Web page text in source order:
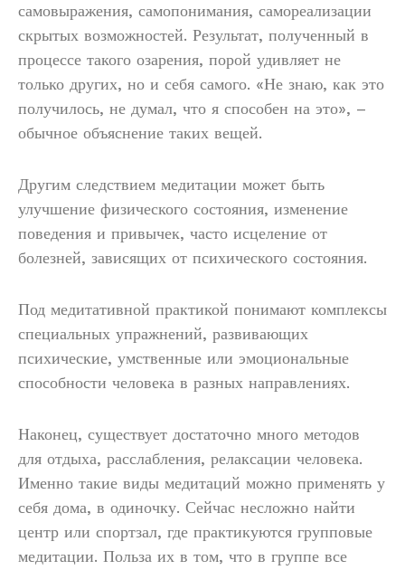
самовыражения, самопонимания, самореализации
скрытых возможностей. Результат, полученный в
процессе такого озарения, порой удивляет не
только других, но и себя самого. «Не знаю, как это
получилось, не думал, что я способен на это», –
обычное объяснение таких вещей.
Другим следствием медитации может быть
улучшение физического состояния, изменение
поведения и привычек, часто исцеление от
болезней, зависящих от психического состояния.
Под медитативной практикой понимают комплексы
специальных упражнений, развивающих
психические, умственные или эмоциональные
способности человека в разных направлениях.
Наконец, существует достаточно много методов
для отдыха, расслабления, релаксации человека.
Именно такие виды медитаций можно применять у
себя дома, в одиночку. Сейчас несложно найти
центр или спортзал, где практикуются групповые
медитации. Польза их в том, что в группе все